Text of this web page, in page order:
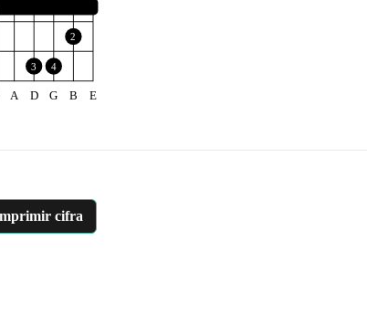
3 4
2
A D G B E
cifra